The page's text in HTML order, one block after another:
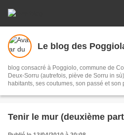
Le blog des
blog consacré à Poggiolo, commune de
Deux-Sorru (autrefois, piève de Sorru in
habitants, ses coutumes, son passé et son
Tenir le mur (deuxième